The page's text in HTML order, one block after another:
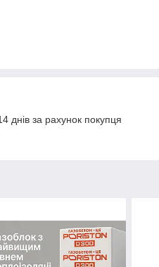
днів за рахунок покупця